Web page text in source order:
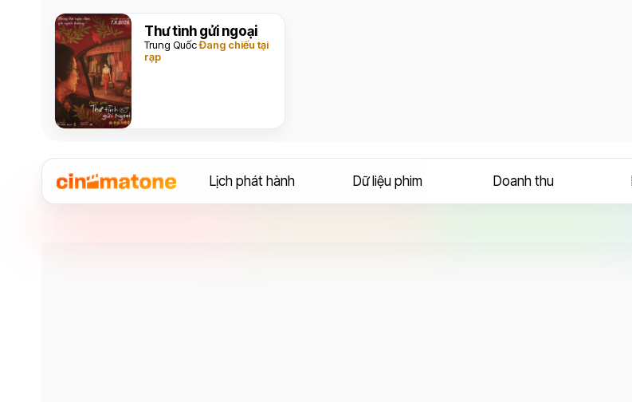
Thư tình gửi ngoại
Trung QuốcĐang chiếu tại
rạp
Lịch phát hành Dữ liệu phim Doanh thu